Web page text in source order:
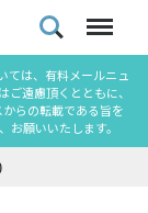
ては、有料メールニュ
ご遠慮頂くとともに、
らの転載である旨を
お願いいたします。